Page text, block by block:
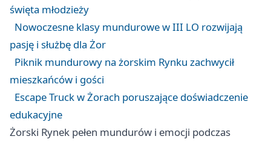
święta młodzieży
Nowoczesne klasy mundurowe w III LO rozwijają
pasję i służbę dla Żor
Piknik mundurowy na żorskim Rynku zachwycił
mieszkańców i gości
Escape Truck w Żorach poruszające doświadczenie
edukacyjne
Żorski Rynek pełen mundurów i emocji podczas